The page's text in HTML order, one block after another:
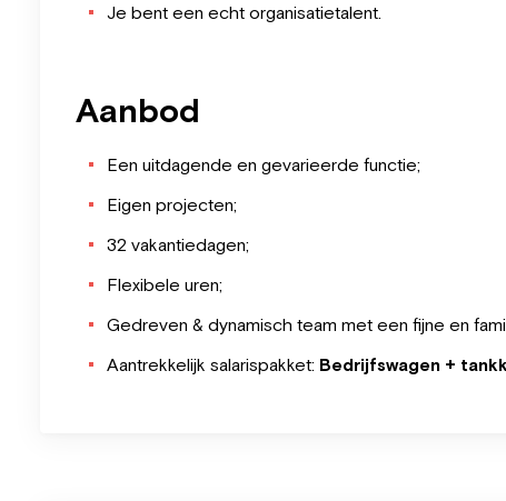
Je bent een echt organisatietalent.
Aanbod
Een uitdagende en gevarieerde functie;
Eigen projecten;
32 vakantiedagen;
Flexibele uren;
Gedreven & dynamisch team met een fijne en
Aantrekkelijk salarispakket: Bedrijfswagen +